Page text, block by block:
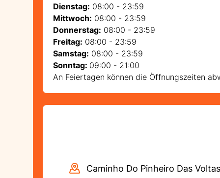
Dienstag: 08:00 - 23:59
Mittwoch: 08:00 - 23:59
Donnerstag: 08:00 - 23:59
Freitag: 08:00 - 23:59
Samstag: 08:00 - 23:59
Sonntag: 09:00 - 21:00
An Feiertagen können die Öffnungszeiten
Caminho Do Pinheiro Das